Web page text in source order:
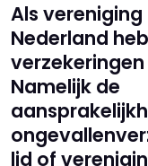
Als
Nederland
Namelijk de
lid of